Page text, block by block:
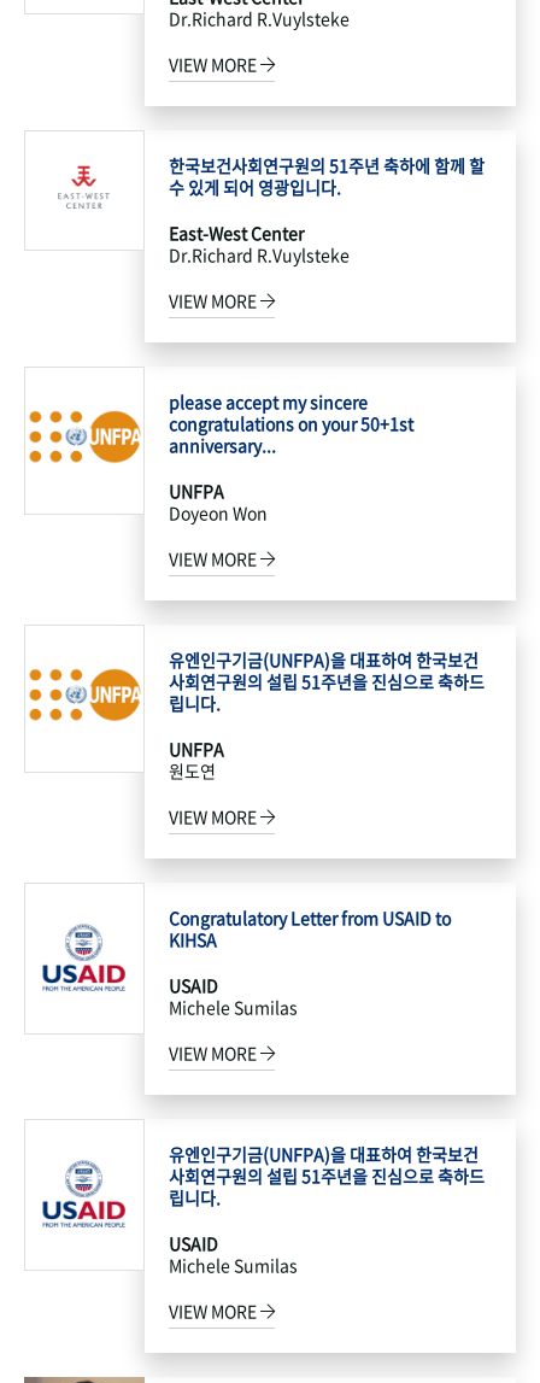
Dr.Richard R.Vuylsteke
VIEW MORE
한국보건사회연구원의 51주년 축하에 함께 할
수 있게 되어 영광입니다.
East-West Center
Dr.Richard R.Vuylsteke
VIEW MORE
please accept my sincere
congratulations on your 50+1st
anniversary...
UNFPA
Doyeon Won
VIEW MORE
유엔인구기금(UNFPA)을 대표하여 한국보건
사회연구원의 설립 51주년을 진심으로 축하드
립니다.
UNFPA
원도연
VIEW MORE
Congratulatory Letter from USAID to
KIHSA
USAID
Michele Sumilas
VIEW MORE
유엔인구기금(UNFPA)을 대표하여 한국보건
사회연구원의 설립 51주년을 진심으로 축하드
립니다.
USAID
Michele Sumilas
VIEW MORE